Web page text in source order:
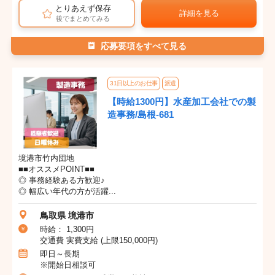
とりあえず保存
後でまとめてみる
詳細を見る
応募要項をすべて見る
31日以上のお仕事 派遣
【時給1300円】水産加工会社での製
造事務/島根-681
境港市竹内団地
■■オススメPOINT■■
◎ 事務経験ある方歓迎♪
◎ 幅広い年代の方が活躍...
鳥取県 境港市
時給： 1,300円
交通費 実費支給 (上限150,000円)
即日～長期
※開始日相談可